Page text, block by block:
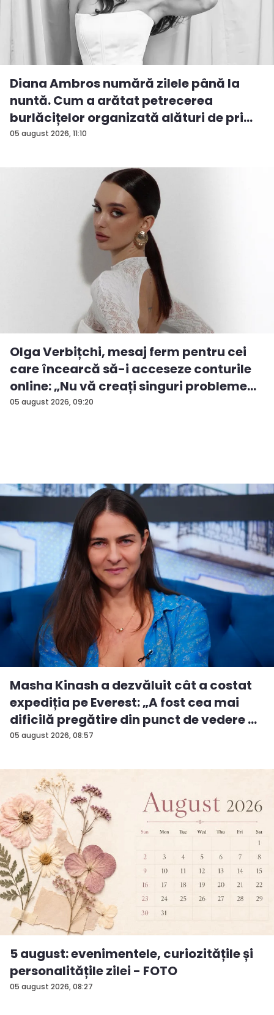
05 august 2026, 11:10
Diana Ambros numără zilele până la
nuntă. Cum a arătat petrecerea
burlăcițelor organizată alături de pri...
05 august 2026, 09:20
Olga Verbițchi, mesaj ferm pentru cei
care încearcă să-i acceseze conturile
online: „Nu vă creați singuri probleme...
05 august 2026, 08:57
Masha Kinash a dezvăluit cât a costat
expediția pe Everest: „A fost cea mai
dificilă pregătire din punct de vedere ...
05 august 2026, 08:27
5 august: evenimentele, curiozitățile și
personalitățile zilei - FOTO